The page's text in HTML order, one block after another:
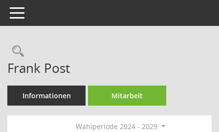
Toggle navigation
Rechercheauswahl
Frank Post
Informationen Mitarbeit
Wahlperiode 2024 - 2029